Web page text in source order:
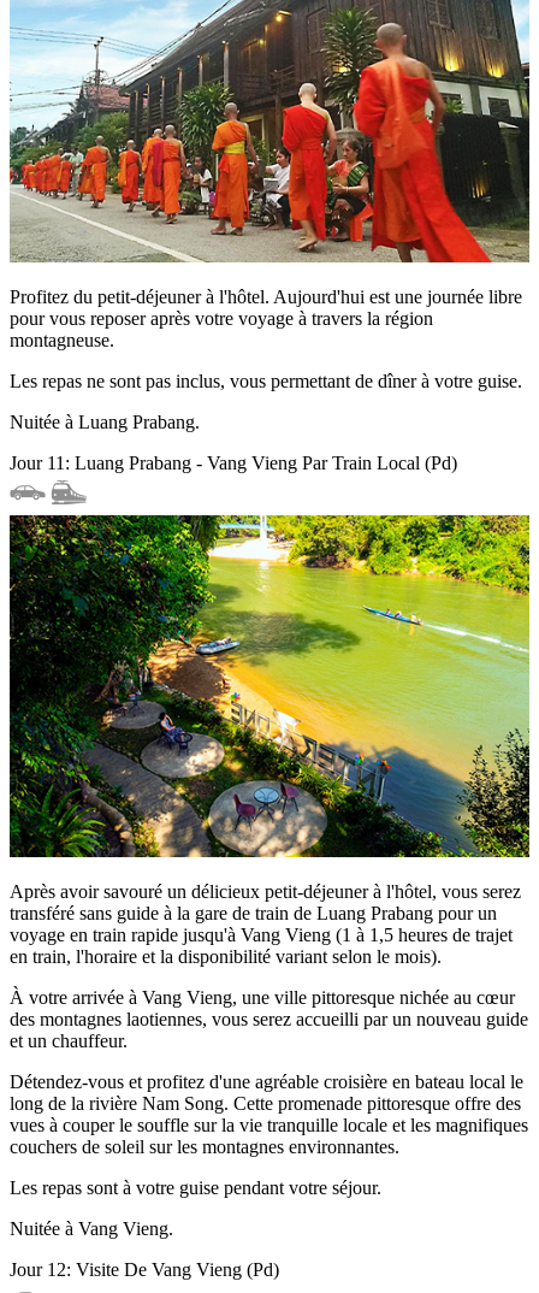
Profitez du petit-déjeuner à l'hôtel. Aujourd'hui est une journée libre
pour vous reposer après votre voyage à travers la région
montagneuse.
Les repas ne sont pas inclus, vous permettant de dîner à votre guise.
Nuitée à Luang Prabang.
Jour 11: Luang Prabang - Vang Vieng Par Train Local (Pd)
Après avoir savouré un délicieux petit-déjeuner à l'hôtel, vous serez
transféré sans guide à la gare de train de Luang Prabang pour un
voyage en train rapide jusqu'à Vang Vieng (1 à 1,5 heures de trajet
en train, l'horaire et la disponibilité variant selon le mois).
À votre arrivée à Vang Vieng, une ville pittoresque nichée au cœur
des montagnes laotiennes, vous serez accueilli par un nouveau guide
et un chauffeur.
Détendez-vous et profitez d'une agréable croisière en bateau local le
long de la rivière Nam Song. Cette promenade pittoresque offre des
vues à couper le souffle sur la vie tranquille locale et les magnifiques
couchers de soleil sur les montagnes environnantes.
Les repas sont à votre guise pendant votre séjour.
Nuitée à Vang Vieng.
Jour 12: Visite De Vang Vieng (Pd)